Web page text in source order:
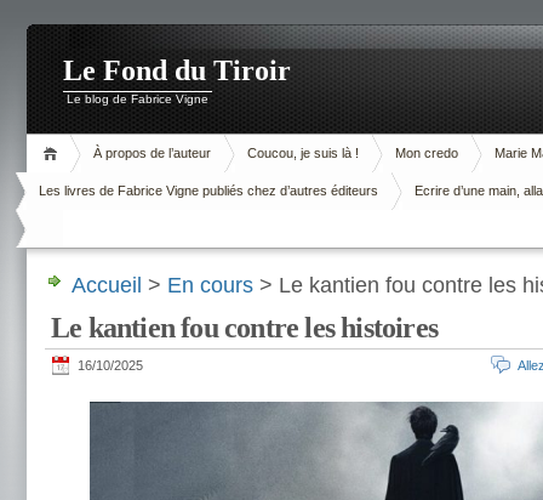
Le Fond du Tiroir
Le blog de Fabrice Vigne
À propos de l’auteur Coucou, je suis là ! Mon credo Marie
Les livres de Fabrice Vigne publiés chez d’autres éditeurs Ecrire d’une main,
Accueil > En cours > Le kantien fou contre les
Le kantien fou contre les histoires
16/10/2025